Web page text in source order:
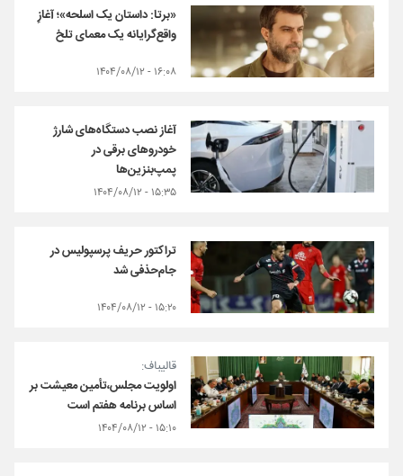
«برتا: داستان یک اسلحه»؛ آغازِ
واقع‌گرایانه یک معمای تلخ
۱۶:۰۸ - ۱۴۰۴/۰۸/۱۲
آغاز نصب دستگاه‌های شارژ
خودروهای برقی در
پمپ‌بنزین‌ها
۱۵:۳۵ - ۱۴۰۴/۰۸/۱۲
تراکتور حریف پرسپولیس در
جام‌حذفی شد
۱۵:۲۰ - ۱۴۰۴/۰۸/۱۲
قالیباف:
اولویت مجلس،تأمین معیشت بر
اساس برنامه هفتم است
۱۵:۱۰ - ۱۴۰۴/۰۸/۱۲